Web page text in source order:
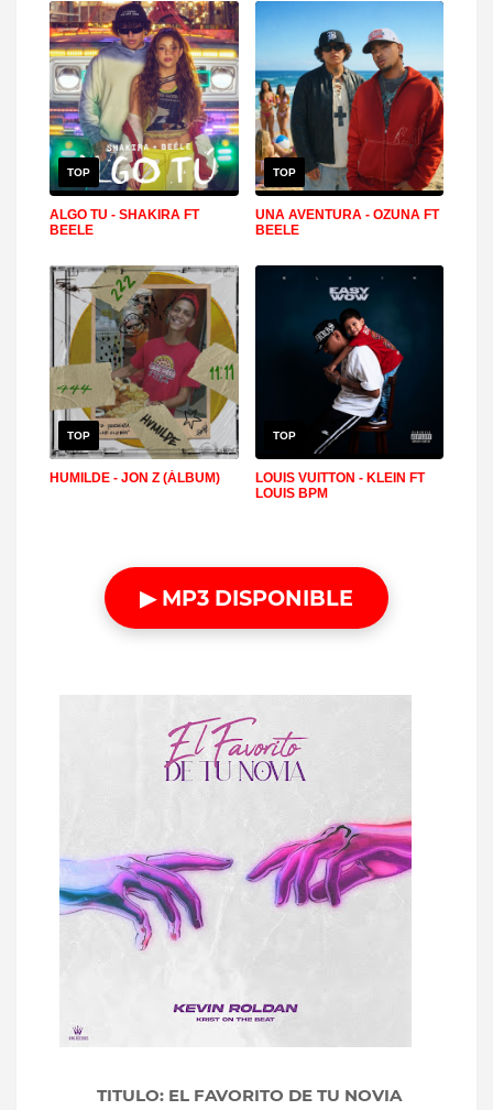
TOP
ALGO TU - SHAKIRA FT
BEELE
TOP
UNA AVENTURA - OZUNA FT
BEELE
TOP
HUMILDE - JON Z (ÁLBUM)
TOP
LOUIS VUITTON - KLEIN FT
LOUIS BPM
▶ MP3 DISPONIBLE
TITULO: EL FAVORITO DE TU NOVIA